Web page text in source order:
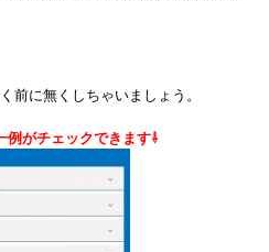
前に無くしちゃいましょう。
例がチェックできます⇩